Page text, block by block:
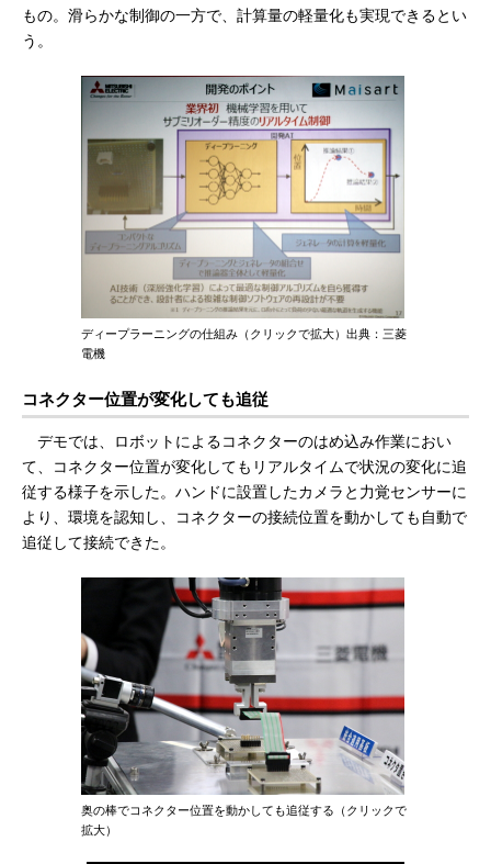
もの。滑らかな制御の一方で、計算量の軽量化も実現できるとい
う。
ディープラーニングの仕組み（クリックで拡大）出典：三菱
電機
コネクター位置が変化しても追従
デモでは、ロボットによるコネクターのはめ込み作業におい
て、コネクター位置が変化してもリアルタイムで状況の変化に追
従する様子を示した。ハンドに設置したカメラと力覚センサーに
より、環境を認知し、コネクターの接続位置を動かしても自動で
追従して接続できた。
奥の棒でコネクター位置を動かしても追従する（クリックで
拡大）